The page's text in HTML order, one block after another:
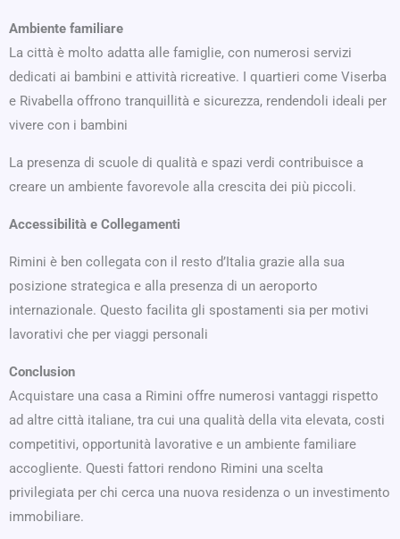
Ambiente familiare
La città è molto adatta alle famiglie, con numerosi servizi
dedicati ai bambini e attività ricreative. I quartieri come Viserba
e Rivabella offrono tranquillità e sicurezza, rendendoli ideali per
vivere con i bambini
La presenza di scuole di qualità e spazi verdi contribuisce a
creare un ambiente favorevole alla crescita dei più piccoli.
Accessibilità e Collegamenti
Rimini è ben collegata con il resto d’Italia grazie alla sua
posizione strategica e alla presenza di un aeroporto
internazionale. Questo facilita gli spostamenti sia per motivi
lavorativi che per viaggi personali
Conclusion
Acquistare una casa a Rimini offre numerosi vantaggi rispetto
ad altre città italiane, tra cui una qualità della vita elevata, costi
competitivi, opportunità lavorative e un ambiente familiare
accogliente. Questi fattori rendono Rimini una scelta
privilegiata per chi cerca una nuova residenza o un investimento
immobiliare.